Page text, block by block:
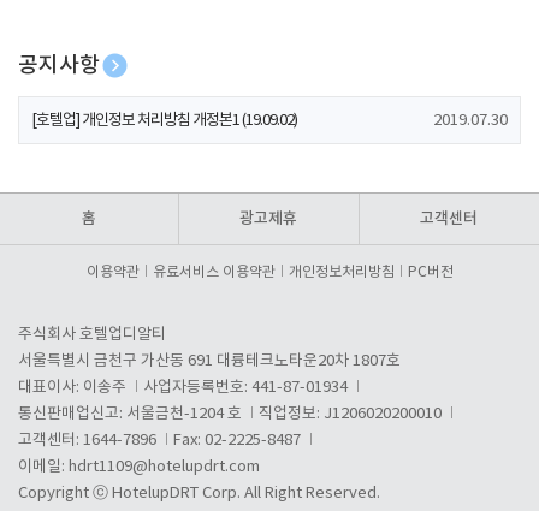
공지사항
[호텔업] 개인정보 처리방침 개정본2 (19.09.02)
[호텔업] 개인정보 처리방침 개정본1 (19.09.02) 2019.07.30
홈 광고제휴 고객센터
이용약관 유료서비스 이용약관 개인정보처리방침 PC버전
주식회사 호텔업디알티
서울특별시 금천구 가산동 691 대륭테크노타운20차 1807호
대표이사: 이송주
사업자등록번호: 441-87-01934
통신판매업신고: 서울금천-1204 호
직업정보: J1206020200010
고객센터: 1644-7896
Fax: 02-2225-8487
이메일: hdrt1109@hotelupdrt.com
Copyright ⓒ HotelupDRT Corp. All Right Reserved.